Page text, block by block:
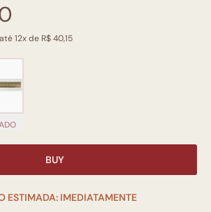
12x de R$ 40,15
BUY
ESTIMADA: IMEDIATAMENTE